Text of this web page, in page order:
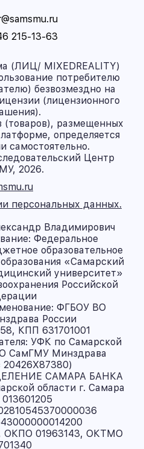
215-13-63
(ЛИЦ/ MIXEDREALITY)
потребителю
безвозмездно на
(лицензионного
(товаров), размещенных
определяется
самостоятельно.
Центр
2026.
персональных данных.
Владимирович
Федеральное
образовательное
«Самарский
университет»
Российской
ФГБОУ ВО
России
КПП 631701001
УФК по Самарской
СамГМУ Минздрава
20426X87380)
САМАРА БАНКА
области г. Самара
ОКПО 01963143, ОКТМО